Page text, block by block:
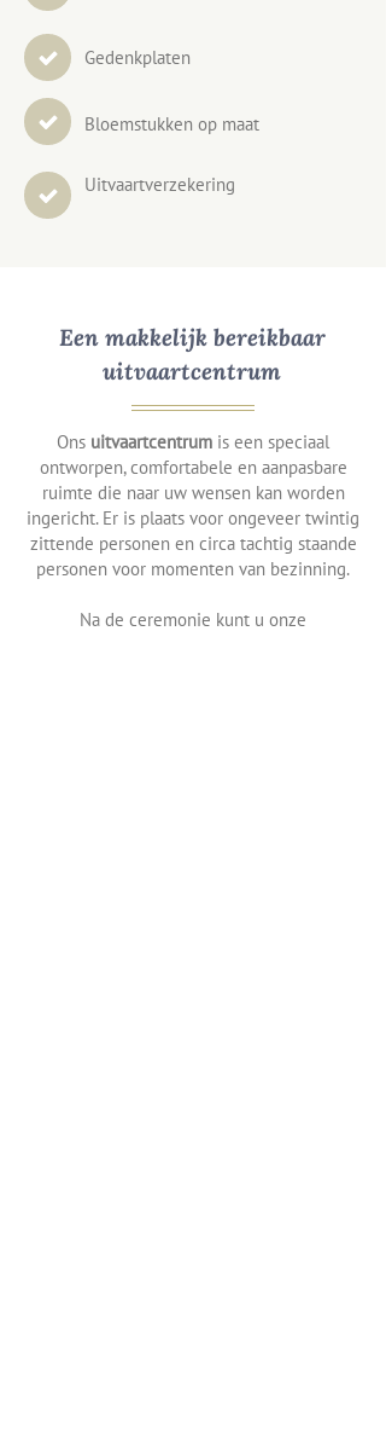
Gedenkplaten
Bloemstukken op maat
Uitvaartverzekering
Een makkelijk bereikbaar
uitvaartcentrum
Ons uitvaartcentrum is een speciaal
ontworpen, comfortabele en aanpasbare
ruimte die naar uw wensen kan worden
ingericht. Er is plaats voor ongeveer twintig
zittende personen en circa tachtig staande
personen voor momenten van bezinning.
Na de ceremonie kunt u onze